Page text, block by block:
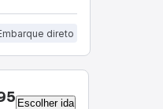
direto
Escolher ida